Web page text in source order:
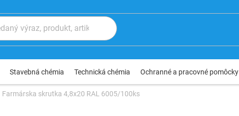
Stavebná chémia Technická chémia Ochranné a pracovné pomôcky
Farmárska skrutka 4,8x20 RAL 6005/100ks